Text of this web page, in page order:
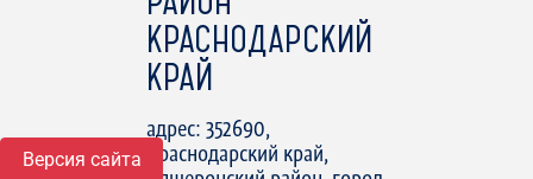
Версия сайта
КРАСНОДАРСКИЙ
КРАЙ
адрес: 352690,
Краснодарский край,